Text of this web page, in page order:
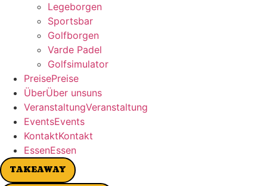
Legeborgen
Sportsbar
Golfborgen
Varde Padel
Golfsimulator
PreisePreise
ÜberÜber unsuns
VeranstaltungVeranstaltung
EventsEvents
KontaktKontakt
EssenEssen
TAKEAWAY